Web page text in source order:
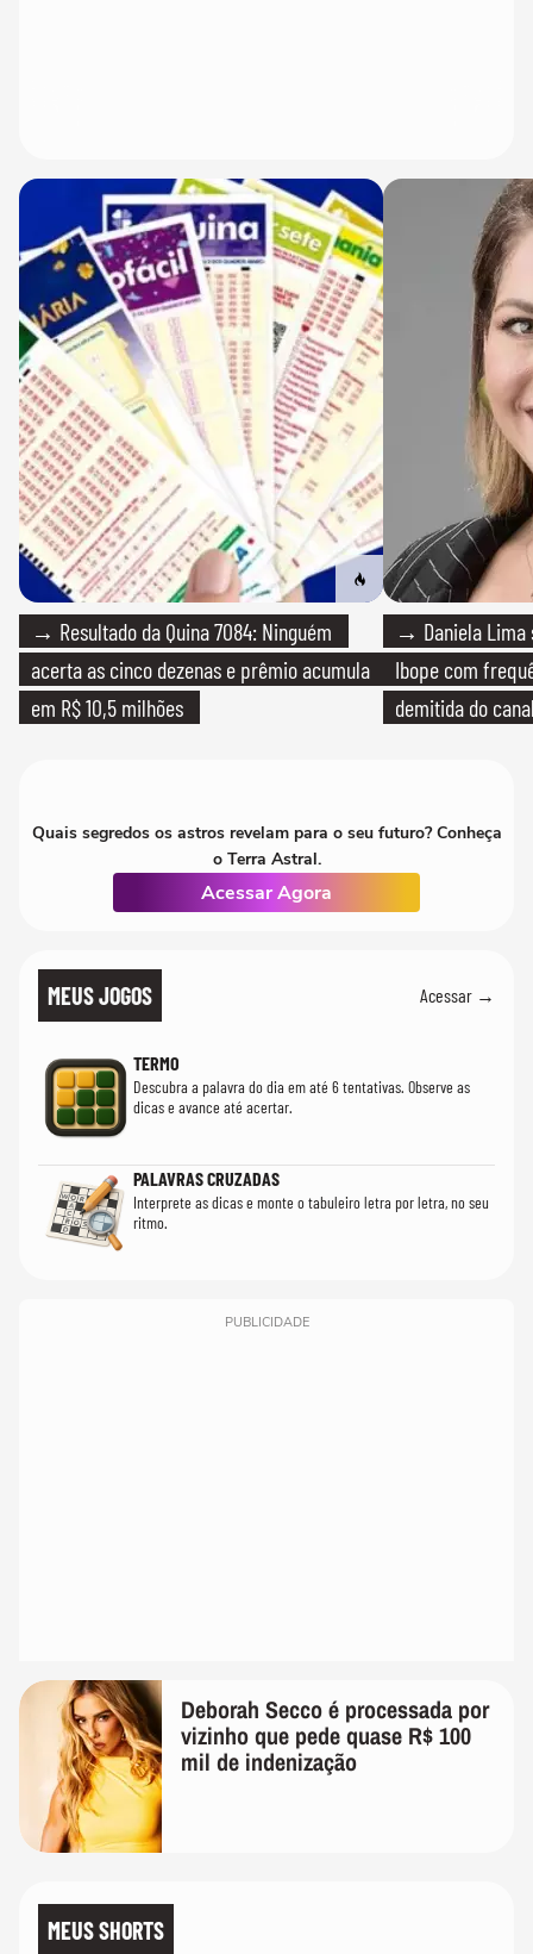
→ Resultado da Quina 7084: Ninguém
acerta as cinco dezenas e prêmio acumula
em R$ 10,5 milhões
→ Daniela Lima
Ibope com
demitida do
Quais segredos os astros revelam para o seu futuro? Conheça
o Terra Astral.
Acessar Agora
MEUS JOGOS Acessar →
TERMO
Descubra a palavra do dia em até 6 tentativas. Observe as
dicas e avance até acertar.
PALAVRAS CRUZADAS
Interprete as dicas e monte o tabuleiro letra por letra, no seu
ritmo.
PUBLICIDADE
Deborah Secco é processada por
vizinho que pede quase R$ 100
mil de indenização
MEUS SHORTS